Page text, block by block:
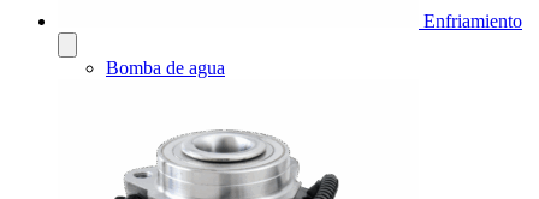
Enfriamiento
Bomba de agua